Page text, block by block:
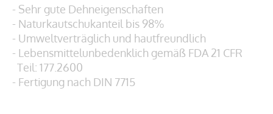
- Sehr gute Dehneigenschaften
- Naturkautschukanteil bis 98%
- Umweltverträglich und hautfreundlich
- Lebensmittelunbedenklich gemäß FDA 21 CFR
Teil: 177.2600
- Fertigung nach DIN 7715